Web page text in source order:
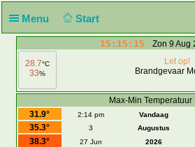
Menu Start
15:15:15
Zon 9 Aug
28.7°C
33%
Let op!
Brandgevaar
Max-Min Temperatuur
31.9°
2:14 pm Vandaag
35.3°
3 Augustus
38.3°
27 Jun 2026